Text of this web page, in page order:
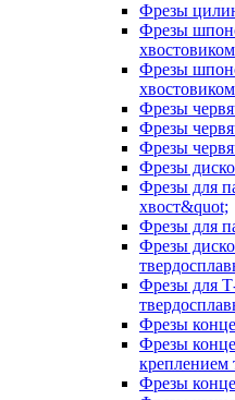
Фрезы
Фрезы
хвостовиком
Фрезы
хвостовиком
Фрезы
Фрезы
Фрезы
Фрезы
Фрезы для
хвост&quot;
Фрезы для
Фрезы
Фрезы для
Фрезы
Фрезы
креплением
Фрезы